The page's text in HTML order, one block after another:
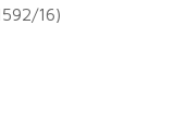
16)